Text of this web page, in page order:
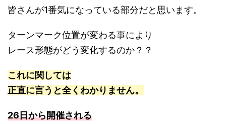
皆さんが1番気になっている部分だと思います。
ターンマーク位置が変わる事により
レース形態がどう変化するのか？？
これに関しては
正直に言うと全くわかりません。
26日から開催される